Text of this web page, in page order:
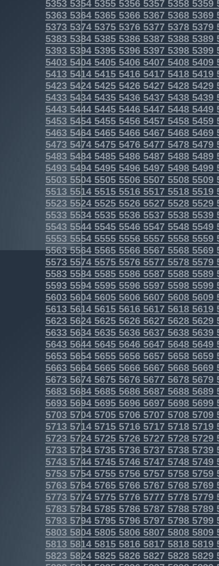
5353535453555356535753585359
5363536453655366536753685369
5373537453755376537753785379
5383538453855386538753885389
5393539453955396539753985399
5403540454055406540754085409
5413541454155416541754185419
5423542454255426542754285429
5433543454355436543754385439
5443544454455446544754485449
5453545454555456545754585459
5463546454655466546754685469
5473547454755476547754785479
5483548454855486548754885489
5493549454955496549754985499
5503550455055506550755085509
5513551455155516551755185519
5523552455255526552755285529
5533553455355536553755385539
5543554455455546554755485549
5553555455555556555755585559
5563556455655566556755685569
5573557455755576557755785579
5583558455855586558755885589
5593559455955596559755985599
5603560456055606560756085609
5613561456155616561756185619
5623562456255626562756285629
5633563456355636563756385639
5643564456455646564756485649
5653565456555656565756585659
5663566456655666566756685669
5673567456755676567756785679
5683568456855686568756885689
5693569456955696569756985699
5703570457055706570757085709
5713571457155716571757185719
5723572457255726572757285729
5733573457355736573757385739
5743574457455746574757485749
5753575457555756575757585759
5763576457655766576757685769
5773577457755776577757785779
5783578457855786578757885789
5793579457955796579757985799
5803580458055806580758085809
5813581458155816581758185819
5823582458255826582758285829